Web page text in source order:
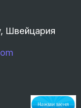
Швейцария